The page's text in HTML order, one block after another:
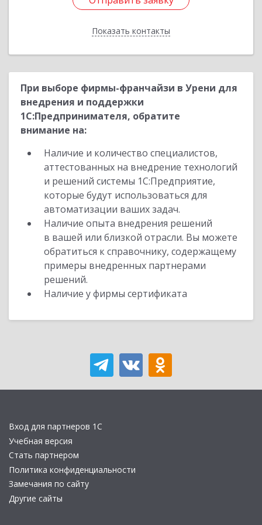
Показать контакты
Назад
При выборе фирмы-франчайзи в Урени для
внедрения и поддержки
1С:Предпринимателя, обратите
внимание на:
Наличие и количество специалистов,
аттестованных на внедрение технологий
и решений системы 1С:Предприятие,
которые будут использоваться для
автоматизации ваших задач.
Наличие опыта внедрения решений
в вашей или близкой отрасли. Вы можете
обратиться к справочнику, содержащему
примеры внедренных партнерами
решений.
Наличие у фирмы сертификата
Вход для партнеров 1С
Учебная версия
Стать партнером
Политика конфиденциальности
Замечания по сайту
Другие сайты